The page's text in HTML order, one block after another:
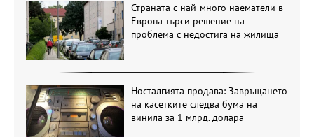
Страната с най-много наематели в
Европа търси решение на
проблема с недостига на жилища
Носталгията продава: Завръщането
на касетките следва бума на
винила за 1 млрд. долара